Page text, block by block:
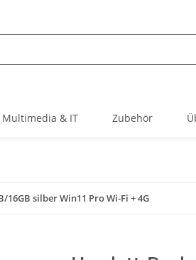
Multimedia & IT Zubehör
16GB silber Win11 Pro Wi-Fi + 4G